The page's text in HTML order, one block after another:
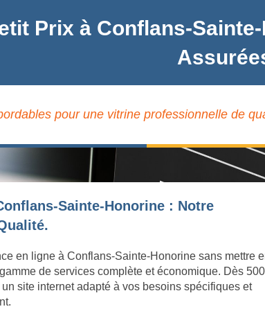
Prix à Conflans-
pour une vitrine professionnelle de
Sainte-Honorine : Notre
en ligne à Conflans-Sainte-Honorine sans mettre
de services complète et économique. Dès
site internet adapté à vos besoins spécifiques et